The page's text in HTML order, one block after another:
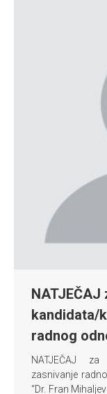
NATJEČAJ
kandidata/
radnog
NATJEČAJ
zasnivanje
“Dr. Fran